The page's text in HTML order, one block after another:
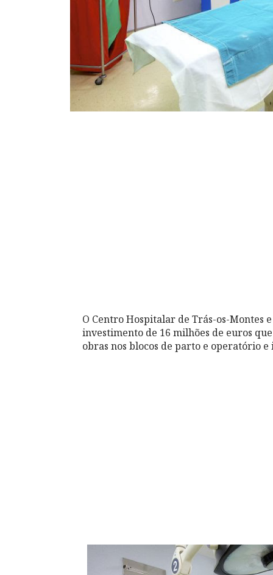
O Centro Hospitalar de Trás-os-Montes
investimento de 16 milhões de euros
obras nos blocos de parto e operatório